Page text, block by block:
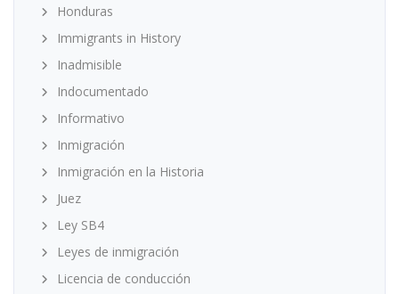
Honduras
Immigrants in History
Inadmisible
Indocumentado
Informativo
Inmigración
Inmigración en la Historia
Juez
Ley SB4
Leyes de inmigración
Licencia de conducción